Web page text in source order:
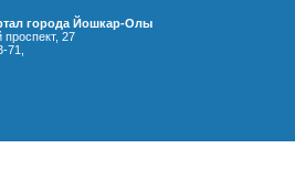
города Йошкар-Олы
27
71,